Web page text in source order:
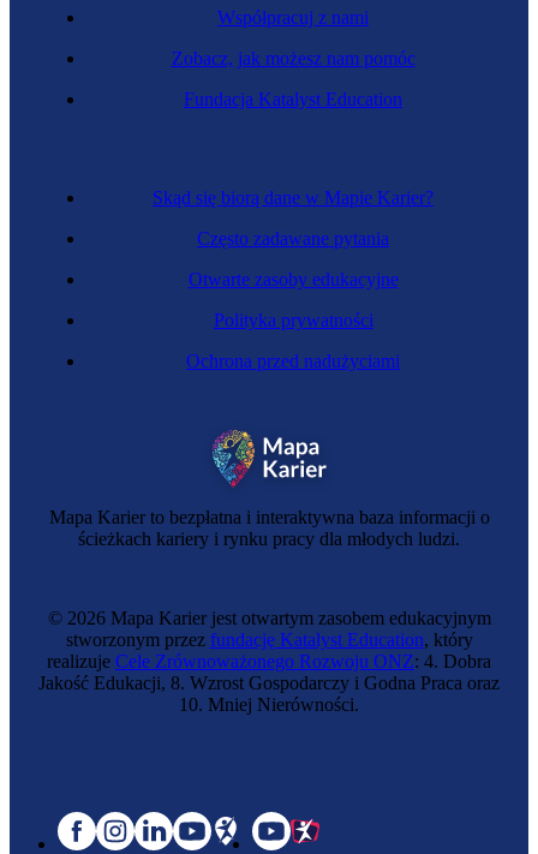
Mapa Karier to bezpłatna i interaktywna baza informacji o
ścieżkach kariery i rynku pracy dla młodych ludzi.
Skąd się biorą dane w Mapie Karier?
Często zadawane pytania
Otwarte zasoby edukacyjne
Polityka prywatności
Ochrona przed nadużyciami
Współpracuj z nami
Zobacz, jak możesz nam pomóc
Fundacja Katalyst Education
© 2026 Mapa Karier jest otwartym zasobem edukacyjnym
stworzonym przez fundację Katalyst Education, który
realizuje Cele Zrównoważonego Rozwoju ONZ: 4. Dobra
Jakość Edukacji, 8. Wzrost Gospodarczy i Godna Praca oraz
10. Mniej Nierówności.